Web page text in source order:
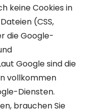
keine Cookies in
(CSS,
die Google-
Google sind die
vollkommen
Diensten.
brauchen Sie